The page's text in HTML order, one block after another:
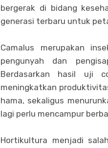
bergerak di bidang
generasi terbaru untuk
Camalus merupakan
pengunyah dan
Berdasarkan hasil uji
meningkatkan
hama, sekaligus
lagi perlu mencampur
Hortikultura menjadi